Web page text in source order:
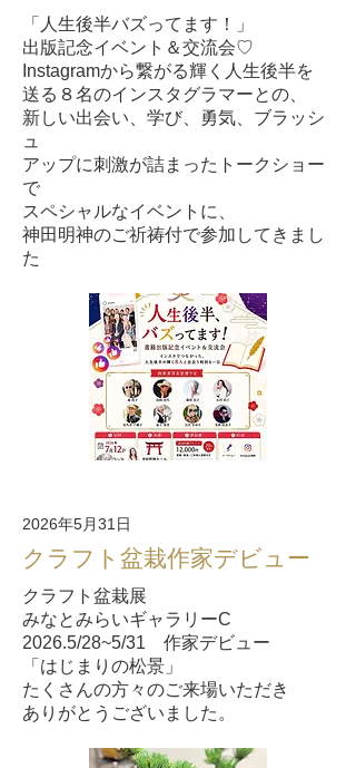
「人生後半バズってます！」
出版記念イベント＆交流会♡
Instagramから繋がる輝く人生後半を
送る８名のインスタグラマーとの、
新しい出会い、学び、勇気、ブラッシ
ュ
アップに刺激が詰まったトークショー
で
スペシャルなイベントに、
神田明神のご祈祷付で参加してきまし
た
2026年5月31日
クラフト盆栽作家デビュー
クラフト盆栽展
みなとみらいギャラリーC
2026.5/28~5/31 作家デビュー
「はじまりの松景」
たくさんの方々のご来場いただき
ありがとうございました。